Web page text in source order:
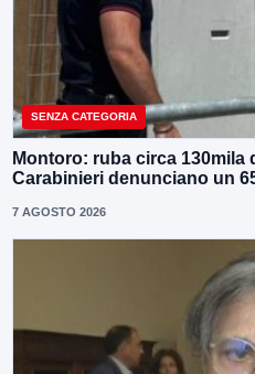
SENZA CATEGORIA
Montoro: ruba circa 130mila
Carabinieri denunciano un
7 AGOSTO 2026